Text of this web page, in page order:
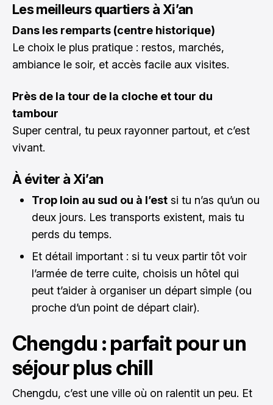
Les meilleurs quartiers à Xi’an
Dans les remparts (centre historique)
Le choix le plus pratique : restos, marchés,
ambiance le soir, et accès facile aux visites.
Près de la tour de la cloche et tour du
tambour
Super central, tu peux rayonner partout, et c’est
vivant.
À éviter à Xi’an
Trop loin au sud ou à l’est si tu n’as qu’un ou
deux jours. Les transports existent, mais tu
perds du temps.
Et détail important : si tu veux partir tôt voir
l’armée de terre cuite, choisis un hôtel qui
peut t’aider à organiser un départ simple (ou
proche d’un point de départ clair).
Chengdu : parfait pour un
séjour plus chill
Chengdu, c’est une ville où on ralentit un peu. Et